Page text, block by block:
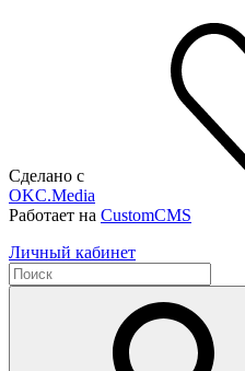
Сделано с
OKC.Media
Работает на CustomCMS
Личный кабинет